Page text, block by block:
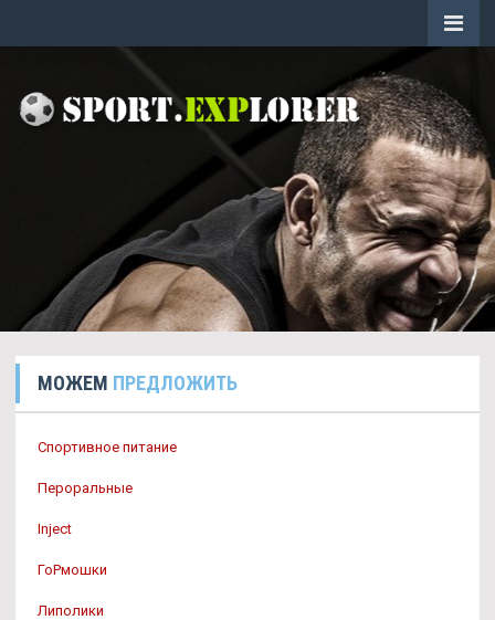
МОЖЕМ ПРЕДЛОЖИТЬ
Спортивное питание
Пероральные
Inject
ГоРмошки
Липолики